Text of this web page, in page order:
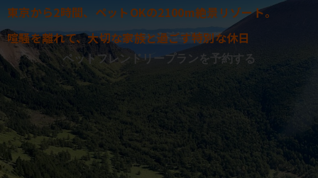
東京から2時間、ペットOKの2100m絶景リゾート。
喧騒を離れて、大切な家族と過ごす特別な休日
ペットフレンドリープランを予約する